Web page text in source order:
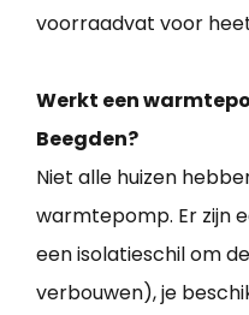
voorraadvat voor
Werkt een
Beegden?
Niet alle huizen
warmtepomp. Er zijn
een isolatieschil om
verbouwen), je